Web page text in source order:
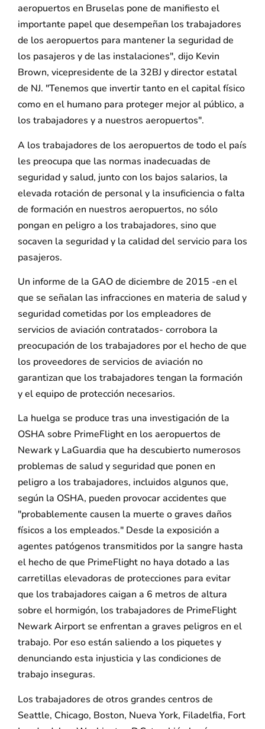
aeropuertos en Bruselas pone de manifiesto el
importante papel que desempeñan los trabajadores
de los aeropuertos para mantener la seguridad de
los pasajeros y de las instalaciones", dijo Kevin
Brown, vicepresidente de la 32BJ y director estatal
de NJ. "Tenemos que invertir tanto en el capital físico
como en el humano para proteger mejor al público, a
los trabajadores y a nuestros aeropuertos".
A los trabajadores de los aeropuertos de todo el país
les preocupa que las normas inadecuadas de
seguridad y salud, junto con los bajos salarios, la
elevada rotación de personal y la insuficiencia o falta
de formación en nuestros aeropuertos, no sólo
pongan en peligro a los trabajadores, sino que
socaven la seguridad y la calidad del servicio para los
pasajeros.
Un informe de la GAO de diciembre de 2015 -en el
que se señalan las infracciones en materia de salud y
seguridad cometidas por los empleadores de
servicios de aviación contratados- corrobora la
preocupación de los trabajadores por el hecho de que
los proveedores de servicios de aviación no
garantizan que los trabajadores tengan la formación
y el equipo de protección necesarios.
La huelga se produce tras una investigación de la
OSHA sobre PrimeFlight en los aeropuertos de
Newark y LaGuardia que ha descubierto numerosos
problemas de salud y seguridad que ponen en
peligro a los trabajadores, incluidos algunos que,
según la OSHA, pueden provocar accidentes que
"probablemente causen la muerte o graves daños
físicos a los empleados." Desde la exposición a
agentes patógenos transmitidos por la sangre hasta
el hecho de que PrimeFlight no haya dotado a las
carretillas elevadoras de protecciones para evitar
que los trabajadores caigan a 6 metros de altura
sobre el hormigón, los trabajadores de PrimeFlight
Newark Airport se enfrentan a graves peligros en el
trabajo. Por eso están saliendo a los piquetes y
denunciando esta injusticia y las condiciones de
trabajo inseguras.
Los trabajadores de otros grandes centros de
Seattle, Chicago, Boston, Nueva York, Filadelfia, Fort